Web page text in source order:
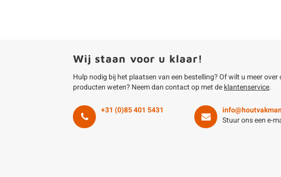
Wij staan voor u klaar!
Hulp nodig bij het plaatsen van een bestelling? Of wilt u meer over
producten weten? Neem dan contact op met deklantenservice.
+31 (0)85 401 5431
Stuur ons een e-